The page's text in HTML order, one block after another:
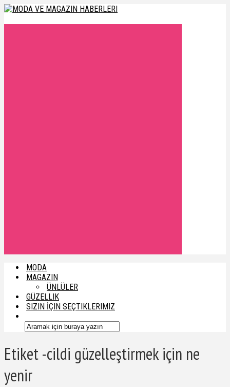
MODA
MAGAZIN
ÜNLÜLER
GÜZELLIK
SIZIN İÇIN SEÇTIKLERIMIZ
Etiket -cildi güzelleştirmek için ne
yenir